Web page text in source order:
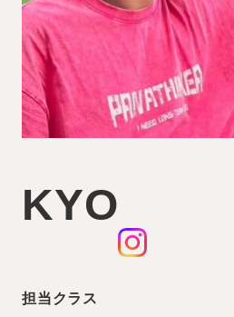
KYO
担当クラス